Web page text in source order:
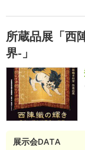
所蔵品展「西
界-」
展示会DATA